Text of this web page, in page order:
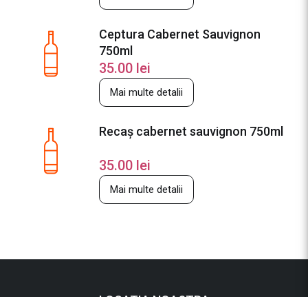
Ceptura Cabernet Sauvignon
750ml
35.00 lei
Mai multe detalii
Recaș cabernet sauvignon 750ml
35.00 lei
Mai multe detalii